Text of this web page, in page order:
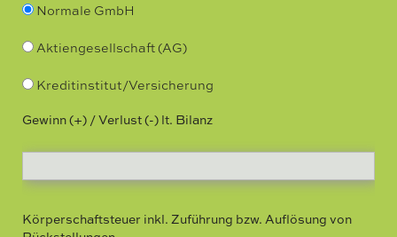
Normale GmbH
Aktiengesellschaft (AG)
Kreditinstitut/Versicherung
Gewinn (+) / Verlust (-) lt. Bilanz
Körperschaftsteuer inkl. Zuführung bzw. Auflösung von